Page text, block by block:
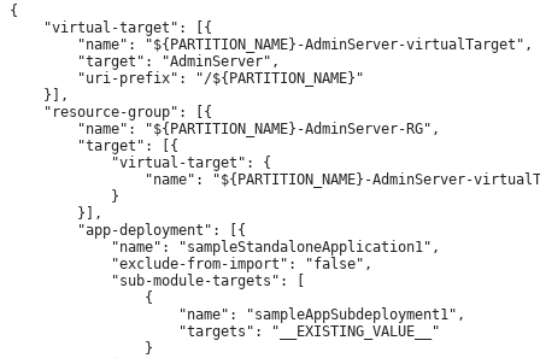
{
    "virtual-target": [{
        "name": "${PARTITION_NAME}-AdminServer-virtualTarget",
        "target": "AdminServer",
        "uri-prefix": "/${PARTITION_NAME}"
    }],
    "resource-group": [{
        "name": "${PARTITION_NAME}-AdminServer-RG",
        "target": [{
            "virtual-target": {
"name": "${PARTITION_NAME}-AdminServer-
            }
        }],
        "app-deployment": [{
            "name": "sampleStandaloneApplication1",
            "exclude-from-import": "false",
            "sub-module-targets": [
                {
                    "name": "sampleAppSubdeployment1",
                    "targets": "__EXISTING_VALUE__"
                }